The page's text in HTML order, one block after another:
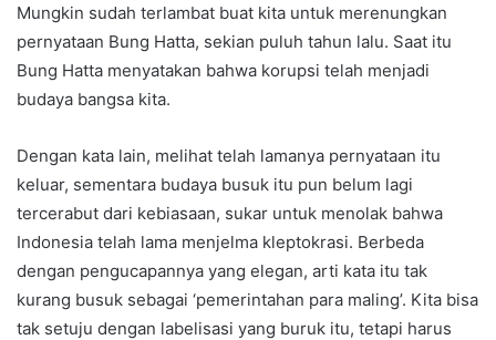
Mungkin sudah terlambat buat kita untuk merenungkan
pernyataan Bung Hatta, sekian puluh tahun lalu. Saat itu
Bung Hatta menyatakan bahwa korupsi telah menjadi
budaya bangsa kita.
Dengan kata lain, melihat telah lamanya pernyataan itu
keluar, sementara budaya busuk itu pun belum lagi
tercerabut dari kebiasaan, sukar untuk menolak bahwa
Indonesia telah lama menjelma kleptokrasi. Berbeda
dengan pengucapannya yang elegan, arti kata itu tak
kurang busuk sebagai ‘pemerintahan para maling’. Kita bisa
tak setuju dengan labelisasi yang buruk itu, tetapi harus